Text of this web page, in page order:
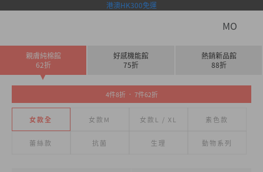
港澳HK300免運
MO
親膚純棉館
62折
好感機能館
75折
熱銷新品館
88折
4件8折 ． 7件62折
女款全 女款M 女款L / XL 素色款
蕾絲款 抗菌 生理 動物系列